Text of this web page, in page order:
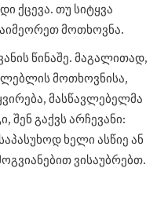
ქცევა. თუ სიტყვა
მოთხოვნა.
წინაშე. მაგალითად,
მოთხოვნისა,
მასწავლებელმა
შენ გაქვს არჩევანი:
ხელი ასწიე ან
ვისაუბრებთ.